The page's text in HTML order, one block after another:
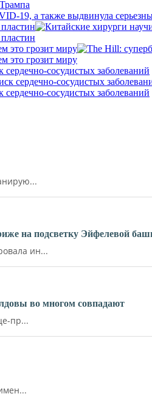
19, а также выдвинула
это грозит миру
это грозит миру
сосудистых заболеваний
сосудистых заболеваний
на подсветку Эйфелевой
ин...
во многом совпадают
пр...